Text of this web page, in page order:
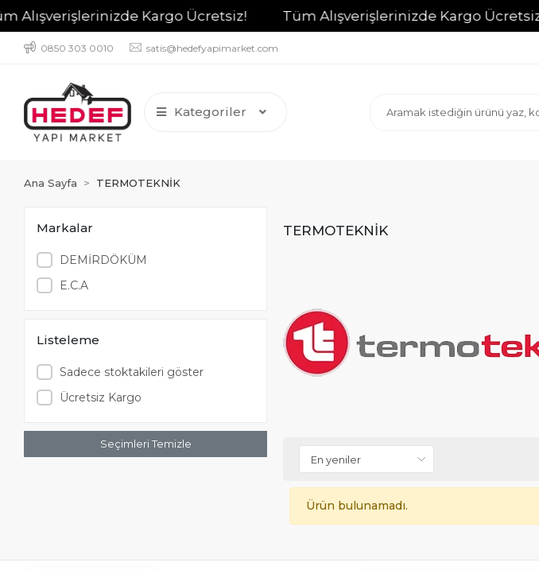
Kargo Ücretsiz! Tüm Alışverişlerinizde Kargo Ücretsiz!
0850 303 0010 satis@hedefyapimarket.com
Kategoriler
Ana Sayfa TERMOTEKNİK
Markalar
DEMİRDÖKÜM
E.C.A
Listeleme
Sadece stoktakileri göster
Ücretsiz Kargo
Seçimleri Temizle
TERMOTEKNİK
Ürün bulunamadı.